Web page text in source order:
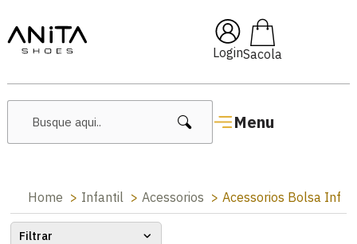
Login
Menu
🔥 Lançamentos Femininos
Home Infantil Acessorios Acessorios Bolsa Inf
Filtrar